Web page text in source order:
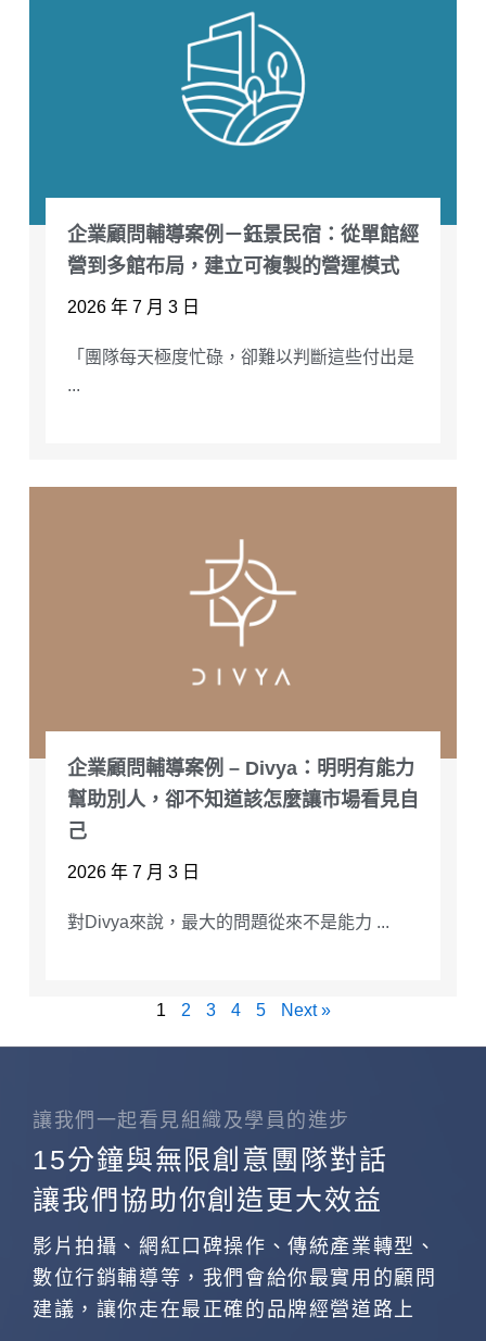
企業顧問輔導案例－鈺景民宿：從單館經
營到多館布局，建立可複製的營運模式
2026 年 7 月 3 日
「團隊每天極度忙碌，卻難以判斷這些付出是
...
企業顧問輔導案例 – Divya：明明有能力
幫助別人，卻不知道該怎麼讓市場看見自
己
2026 年 7 月 3 日
對Divya來說，最大的問題從來不是能力 ...
1 2 3 4 5 Next »
讓我們一起看見組織及學員的進步
15分鐘與無限創意團隊對話
讓我們協助你創造更大效益
影片拍攝、網紅口碑操作、傳統產業轉型、
數位行銷輔導等，我們會給你最實用的顧問
建議，讓你走在最正確的品牌經營道路上